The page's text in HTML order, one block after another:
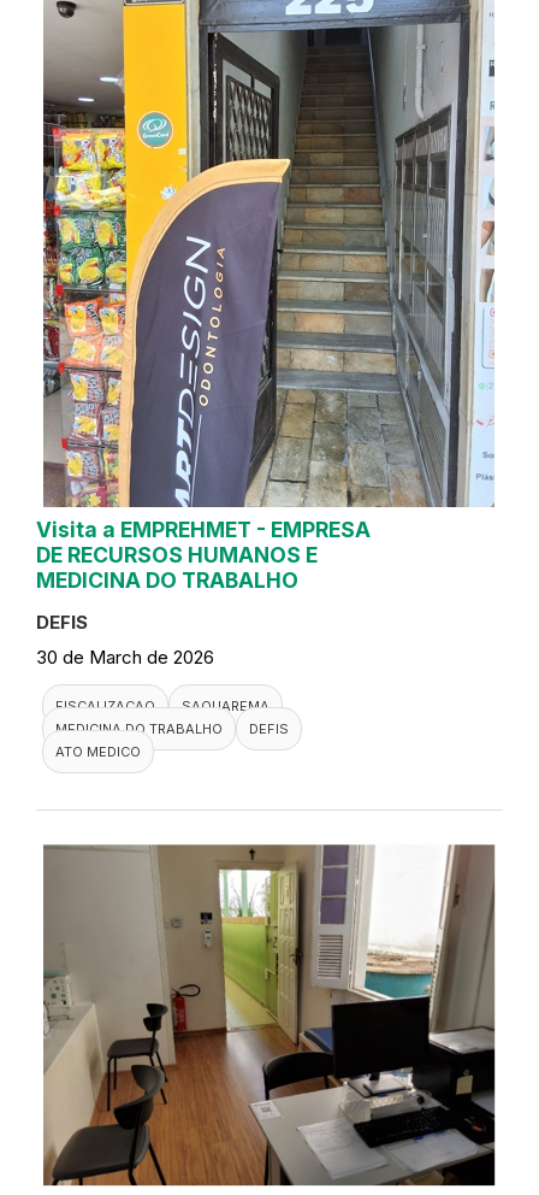
Visita a EMPREHMET - EMPRESA
DE RECURSOS HUMANOS E
MEDICINA DO TRABALHO
DEFIS
30 de March de 2026
FISCALIZACAO
SAQUAREMA
MEDICINA DO TRABALHO
DEFIS
ATO MEDICO